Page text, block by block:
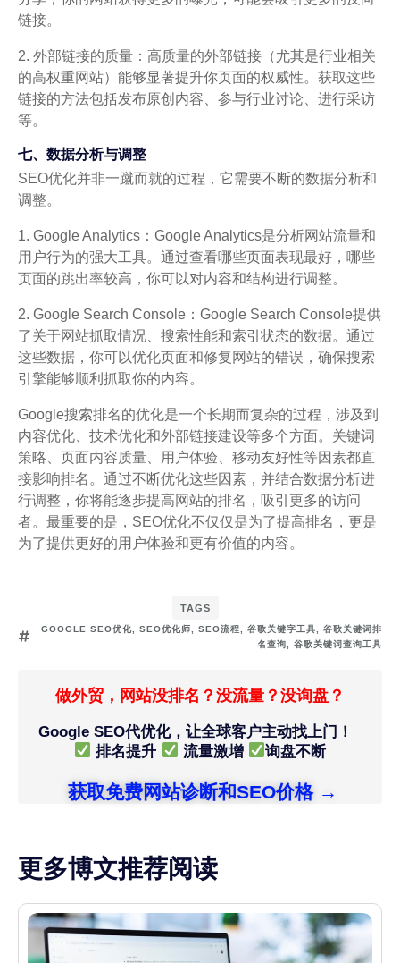
链接。
2. 外部链接的质量：高质量的外部链接（尤其是行业相关
的高权重网站）能够显著提升你页面的权威性。获取这些
链接的方法包括发布原创内容、参与行业讨论、进行采访
等。
七、数据分析与调整
SEO优化并非一蹴而就的过程，它需要不断的数据分析和
调整。
1. Google Analytics：Google Analytics是分析网站流量和
用户行为的强大工具。通过查看哪些页面表现最好，哪些
页面的跳出率较高，你可以对内容和结构进行调整。
2. Google Search Console：Google Search Console提供
了关于网站抓取情况、搜索性能和索引状态的数据。通过
这些数据，你可以优化页面和修复网站的错误，确保搜索
引擎能够顺利抓取你的内容。
Google搜索排名的优化是一个长期而复杂的过程，涉及到
内容优化、技术优化和外部链接建设等多个方面。关键词
策略、页面内容质量、用户体验、移动友好性等因素都直
接影响排名。通过不断优化这些因素，并结合数据分析进
行调整，你将能逐步提高网站的排名，吸引更多的访问
者。最重要的是，SEO优化不仅仅是为了提高排名，更是
为了提供更好的用户体验和更有价值的内容。
TAGS
GOOGLE SEO优化 SEO优化师 SEO流程 谷歌关键字工具
谷歌关键词排
名查询
谷歌关键词查询工具
做外贸，网站没排名？没流量？没询盘？
Google SEO代优化，让全球客户主动找上门！
排名提升
流量激增 询盘不断
获取免费网站诊断和SEO价格 →
更多博文推荐阅读